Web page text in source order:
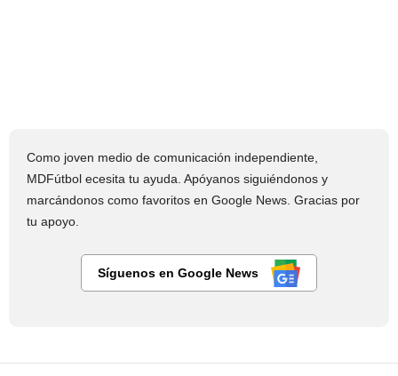
Como joven medio de comunicación independiente,
MDFútbol ecesita tu ayuda. Apóyanos siguiéndonos y
marcándonos como favoritos en Google News. Gracias por
tu apoyo.
Síguenos en Google News